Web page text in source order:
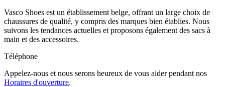
Vasco Shoes est un établissement belge, offrant un large choix de
chaussures de qualité, y compris des marques bien établies. Nous
suivons les tendances actuelles et proposons également des sacs à
main et des accessoires.
Téléphone
Appelez-nous et nous serons heureux de vous aider pendant nos
Horaires d'ouverture.